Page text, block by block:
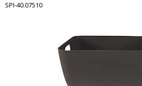
SPI-40.07510